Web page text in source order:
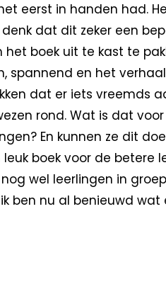
eerst in handen had.
dat dit zeker een
boek uit te kast te
spannend en het
dat er iets vreemds
rond. Wat is dat voor
En kunnen ze dit
boek voor de betere
wel leerlingen in
ben nu al benieuwd wat